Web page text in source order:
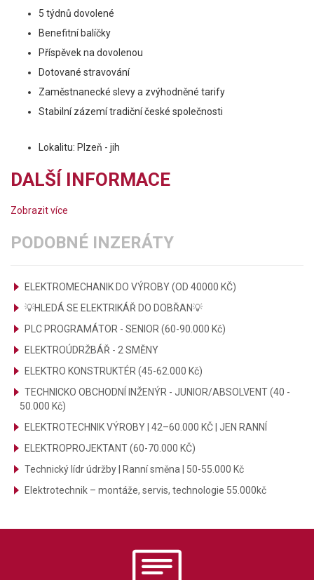
5 týdnů dovolené
Benefitní balíčky
Příspěvek na dovolenou
Dotované stravování
Zaměstnanecké slevy a zvýhodněné tarify
Stabilní zázemí tradiční české společnosti
Lokalitu: Plzeň - jih
DALŠÍ INFORMACE
Zobrazit více
PODOBNÉ INZERÁTY
ELEKTROMECHANIK DO VÝROBY (OD 40000 KČ)
💡HLEDÁ SE ELEKTRIKÁŘ DO DOBŘAN💡
PLC PROGRAMÁTOR - SENIOR (60-90.000 Kč)
ELEKTROÚDRŽBÁŘ - 2 SMĚNY
ELEKTRO KONSTRUKTÉR (45-62.000 Kč)
TECHNICKO OBCHODNÍ INŽENÝR - JUNIOR/ABSOLVENT (40 -
50.000 Kč)
ELEKTROTECHNIK VÝROBY | 42–60.000 KČ | JEN RANNÍ
ELEKTROPROJEKTANT (60-70.000 KČ)
Technický lídr údržby | Ranní směna | 50-55.000 Kč
Elektrotechnik – montáže, servis, technologie 55.000kč